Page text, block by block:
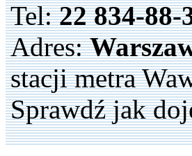
Tel:22 834-88-
Adres:
stacji metra
Sprawdź jak